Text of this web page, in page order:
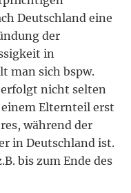
Deutschland eine
der
in
man sich bspw.
nicht selten
Elternteil erst
während der
in Deutschland ist.
bis zum Ende des